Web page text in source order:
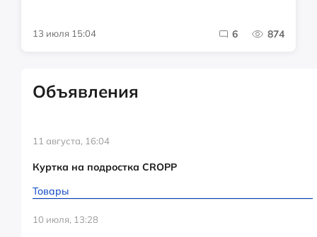
13 июля 15:04 6 874
Объявления
11 августа, 16:04
Куртка на подростка CROPP
Товары
10 июля, 13:28